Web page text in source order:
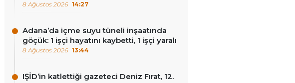
8 Ağustos 2026 14:27
Adana’da içme suyu tüneli inşaatında
göçük: 1 işçi hayatını kaybetti, 1 işçi yaralı
8 Ağustos 2026 13:44
IŞİD’in katlettiği gazeteci Deniz Fırat, 12.